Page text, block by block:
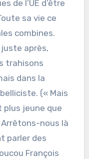
de l’UE d’être
sa vie ce
combines.
après,
trahisons
dans la
(« Mais
plus jeune que
nous là
parler des
François